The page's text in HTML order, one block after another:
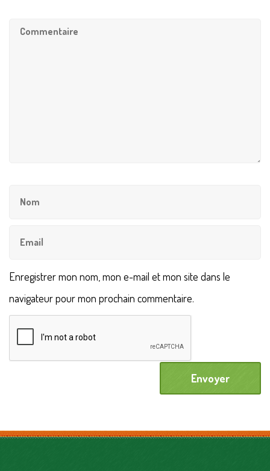
Enregistrer mon nom, mon e-mail et mon site dans le
navigateur pour mon prochain commentaire.